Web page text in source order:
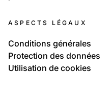
ASPECTS LÉGAUX
Conditions générales
Protection des données
Utilisation de cookies